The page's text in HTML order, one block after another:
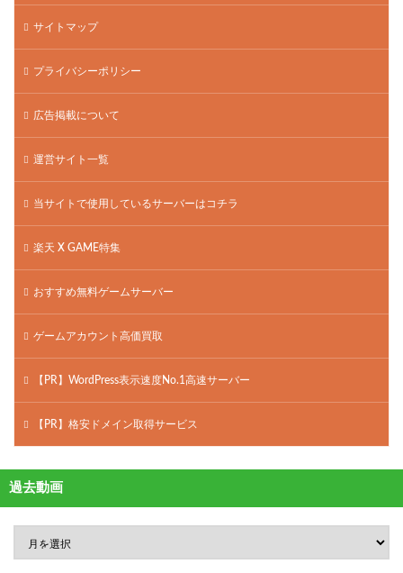
サイトマップ
プライバシーポリシー
広告掲載について
運営サイト一覧
当サイトで使用しているサーバーはコチラ
楽天 X GAME特集
おすすめ無料ゲームサーバー
ゲームアカウント高価買取
【PR】WordPress表示速度No.1高速サーバー
【PR】格安ドメイン取得サービス
過去動画